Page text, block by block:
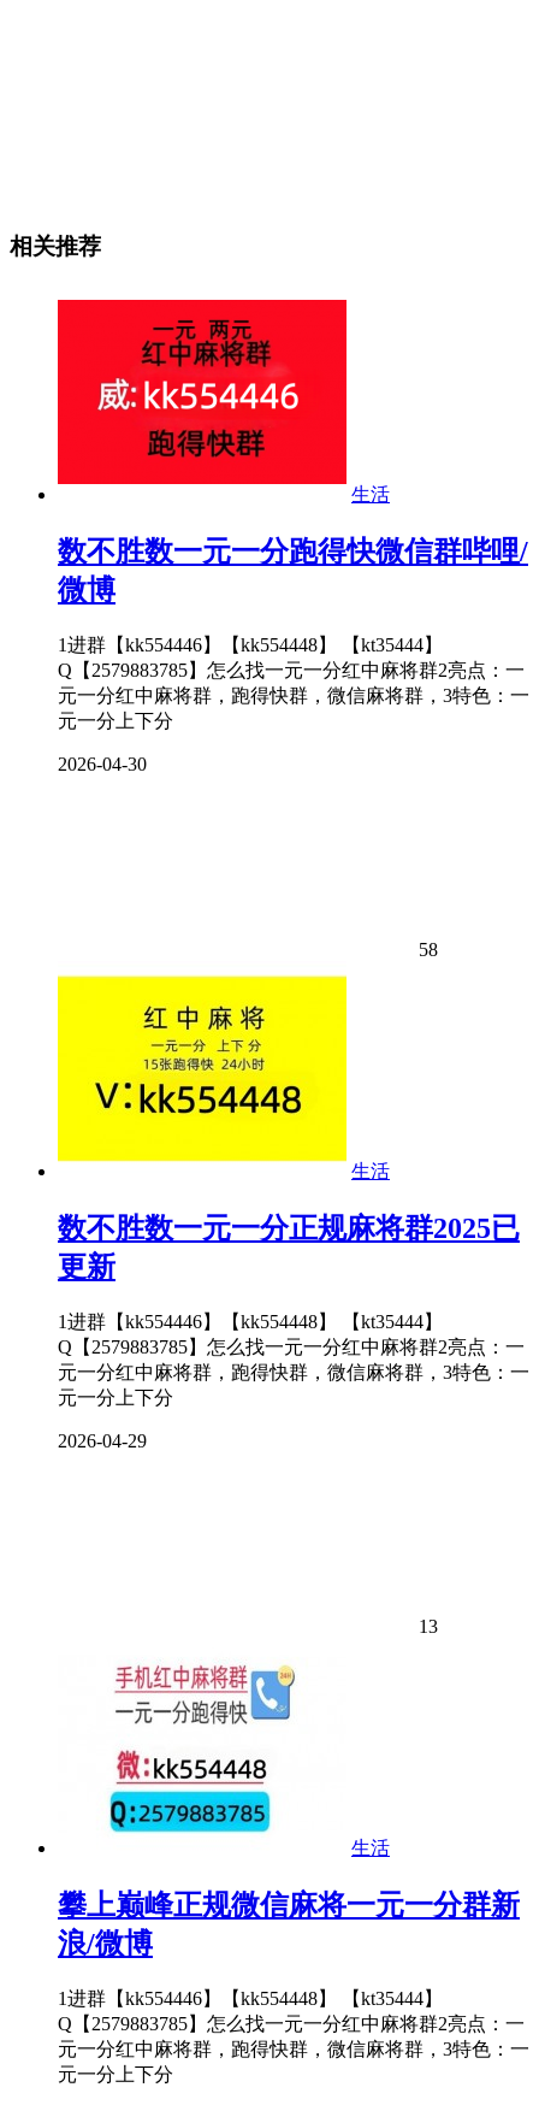
相关推荐
生活
数不胜数一元一分跑得快微信群哔哩/
微博
1进群【kk554446】【kk554448】 【kt35444】
Q【2579883785】怎么找一元一分红中麻将群2亮点：一
元一分红中麻将群，跑得快群，微信麻将群，3特色：一
元一分上下分
2026-04-30
58
生活
数不胜数一元一分正规麻将群2025已
更新
1进群【kk554446】【kk554448】 【kt35444】
Q【2579883785】怎么找一元一分红中麻将群2亮点：一
元一分红中麻将群，跑得快群，微信麻将群，3特色：一
元一分上下分
2026-04-29
13
生活
攀上巅峰正规微信麻将一元一分群新
浪/微博
1进群【kk554446】【kk554448】 【kt35444】
Q【2579883785】怎么找一元一分红中麻将群2亮点：一
元一分红中麻将群，跑得快群，微信麻将群，3特色：一
元一分上下分